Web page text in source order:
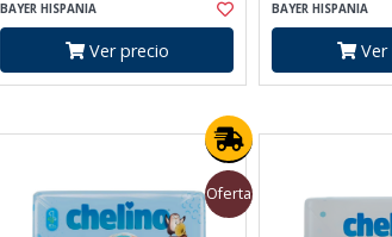
BAYER HISPANIA
Ver precio
BAYER HISPANIA
Ver
Oferta